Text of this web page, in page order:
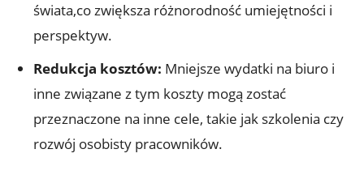
świata,co zwiększa różnorodność umiejętności i
⁣perspektyw.
Redukcja kosztów: Mniejsze wydatki na biuro i​
inne związane z tym koszty mogą zostać
przeznaczone na inne cele, takie jak szkolenia czy‍
rozwój osobisty pracowników.